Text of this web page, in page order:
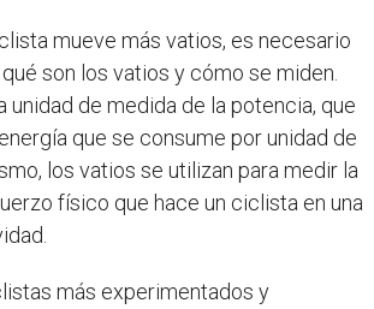
mueve más vatios, es necesario
son los vatios y cómo se miden.
unidad de medida de la potencia, que
que se consume por unidad de
los vatios se utilizan para medir la
físico que hace un ciclista en una
más experimentados y